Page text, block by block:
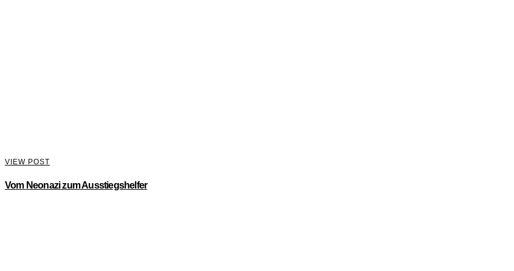
VIEW POST
Vom Neonazi zum Ausstiegshelfer